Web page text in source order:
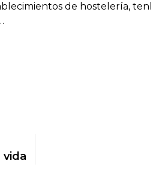
de hostelería,
vida